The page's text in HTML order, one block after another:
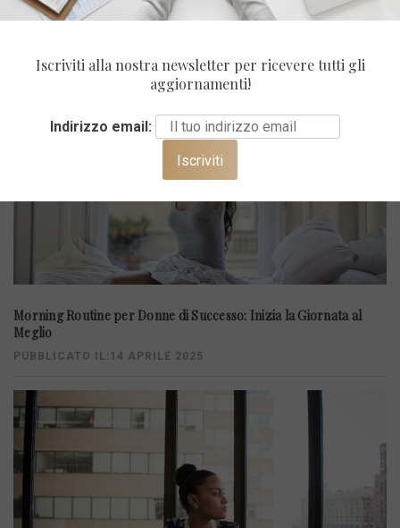
Morning Routine per Donne di Successo: Inizia la Giornata al
Meglio
PUBBLICATO IL:14 APRILE 2025
Iscriviti alla nostra newsletter per ricevere tutti gli
aggiornamenti!
Indirizzo email: